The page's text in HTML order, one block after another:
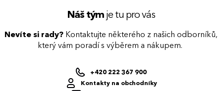
Náš týmje tu pro vás
Nevíte si rady? Kontaktujte některého z našich odborníků,
který vám poradí s výběrem a nákupem.
+420 222 367 900
Kontakty na obchodníky